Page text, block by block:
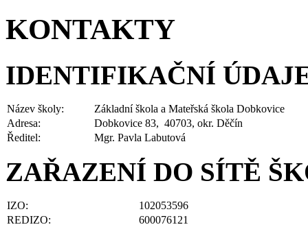
KONTAKTY
IDENTIFIKAČNÍ
Název školy:
Základní škola a Mateřská škola Dobkovice
Adresa:
Dobkovice 83, 40703, okr. Děčín
Ředitel:
Mgr. Pavla Labutová
ZAŘAZENÍ DO SÍTĚ
IZO:
102053596
REDIZO:
600076121